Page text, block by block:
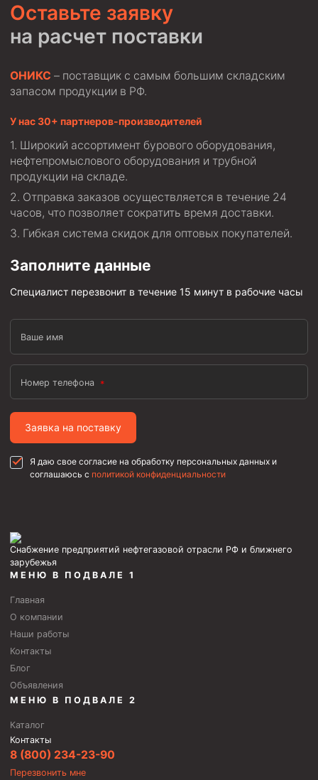
Оставьте заявку
на расчет поставки
ОНИКС – поставщик с самым большим складским
запасом продукции в РФ.
У нас 30+ партнеров-производителей
Широкий ассортимент бурового оборудования,
нефтепромыслового оборудования и трубной
продукции на складе.
Отправка заказов осуществляется в течение 24
часов, что позволяет сократить время доставки.
Гибкая система скидок для оптовых покупателей.
Заполните данные
Специалист перезвонит в течение 15 минут в рабочие часы
Ваше имя
Номер телефона
Заявка на поставку
Я даю свое согласие на обработку персональных данных и
соглашаюсь с политикой конфиденциальности
Снабжение предприятий нефтегазовой отрасли РФ и ближнего
зарубежья
МЕНЮ В ПОДВАЛЕ 1
Главная
О компании
Наши работы
Контакты
Блог
Объявления
МЕНЮ В ПОДВАЛЕ 2
Каталог
Контакты
8 (800) 234-23-90
Перезвонить мне